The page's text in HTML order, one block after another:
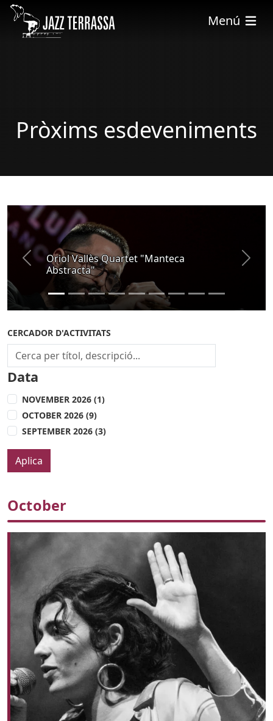
Skip to main content
Menú
Pròxims esdeveniments
PROMOCIÓ
Oriol Vallès Quartet "Manteca
Abstracta"
Previous Next
CERCADOR D'ACTIVITATS
Data
NOVEMBER 2026 (1)
OCTOBER 2026 (9)
SEPTEMBER 2026 (3)
October